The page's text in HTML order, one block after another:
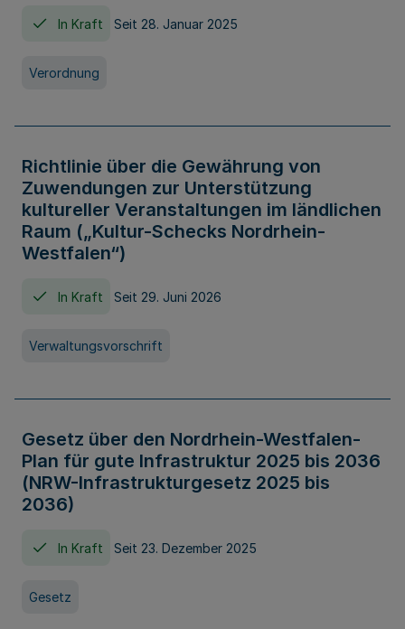
In Kraft Seit 28. Januar 2025
Verordnung
Richtlinie über die Gewährung von
Zuwendungen zur Unterstützung
kultureller Veranstaltungen im ländlichen
Raum („Kultur-Schecks Nordrhein-
Westfalen“)
In Kraft Seit 29. Juni 2026
Verwaltungsvorschrift
Gesetz über den Nordrhein-Westfalen-
Plan für gute Infrastruktur 2025 bis 2036
(NRW-Infrastrukturgesetz 2025 bis
2036)
In Kraft Seit 23. Dezember 2025
Gesetz